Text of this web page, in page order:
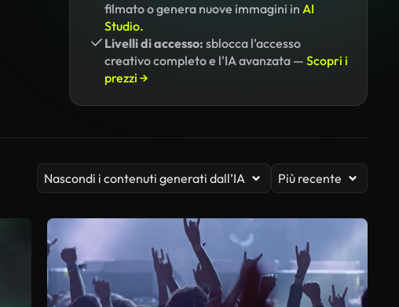
filmato o genera nuove immagini in AI
Studio.
Livelli di accesso: sblocca l'accesso
creativo completo e l'IA avanzata — Scopri i
prezzi →
Nascondi i contenuti generati dall’IA Più recente